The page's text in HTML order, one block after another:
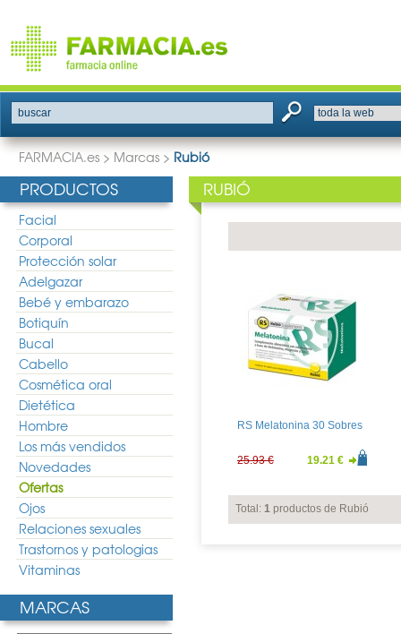
buscar
FARMACIA.es > Marcas > Rubió
PRODUCTOS
Facial
Corporal
Protección solar
Adelgazar
Bebé y embarazo
Botiquín
Bucal
Cabello
Cosmética oral
Dietética
Hombre
Los más vendidos
Novedades
Ofertas
Ojos
Relaciones sexuales
Trastornos y patologias
Vitaminas
MARCAS
RUBIÓ
RS Melatonina 30 Sobres
25.93 € 19.21 €
Total: 1 productos de Rubió